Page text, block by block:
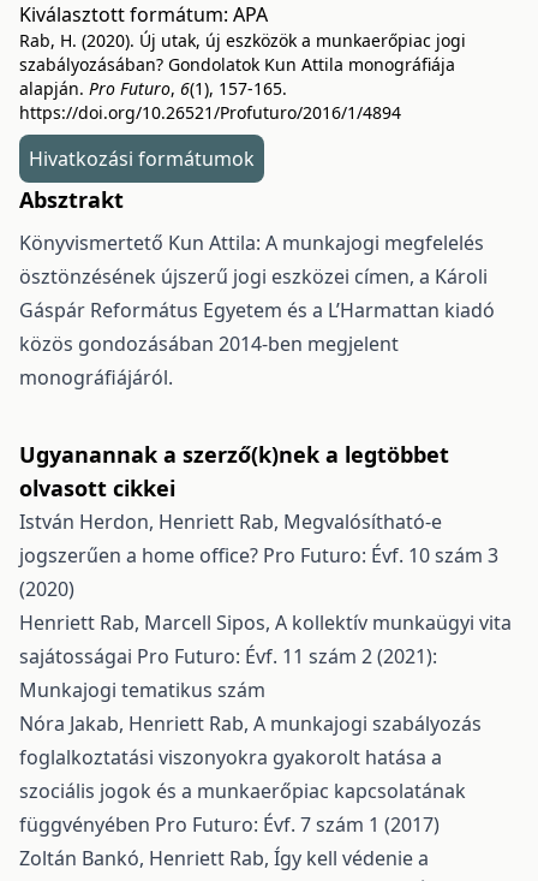
Kiválasztott formátum: APA
Rab, H. (2020). Új utak, új eszközök a munkaerőpiac jogi
szabályozásában? Gondolatok Kun Attila monográfiája
alapján. Pro Futuro, 6(1), 157-165.
https://doi.org/10.26521/Profuturo/2016/1/4894
Hivatkozási formátumok
Absztrakt
Könyvismertető Kun Attila: A munkajogi megfelelés
ösztönzésének újszerű jogi eszközei címen, a Károli
Gáspár Református Egyetem és a L’Harmattan kiadó
közös gondozásában 2014-ben megjelent
monográfiájáról.
Ugyanannak a szerző(k)nek a legtöbbet
olvasott cikkei
István Herdon, Henriett Rab, Megvalósítható-e
jogszerűen a home office? Pro Futuro: Évf. 10 szám 3
(2020)
Henriett Rab, Marcell Sipos, A kollektív munkaügyi vita
sajátosságai Pro Futuro: Évf. 11 szám 2 (2021):
Munkajogi tematikus szám
Nóra Jakab, Henriett Rab, A munkajogi szabályozás
foglalkoztatási viszonyokra gyakorolt hatása a
szociális jogok és a munkaerőpiac kapcsolatának
függvényében Pro Futuro: Évf. 7 szám 1 (2017)
Zoltán Bankó, Henriett Rab, Így kell védenie a